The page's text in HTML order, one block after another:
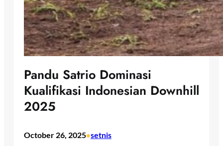
Pandu Satrio Dominasi
Kualifikasi Indonesian Downhill
2025
October 26, 2025•setnis